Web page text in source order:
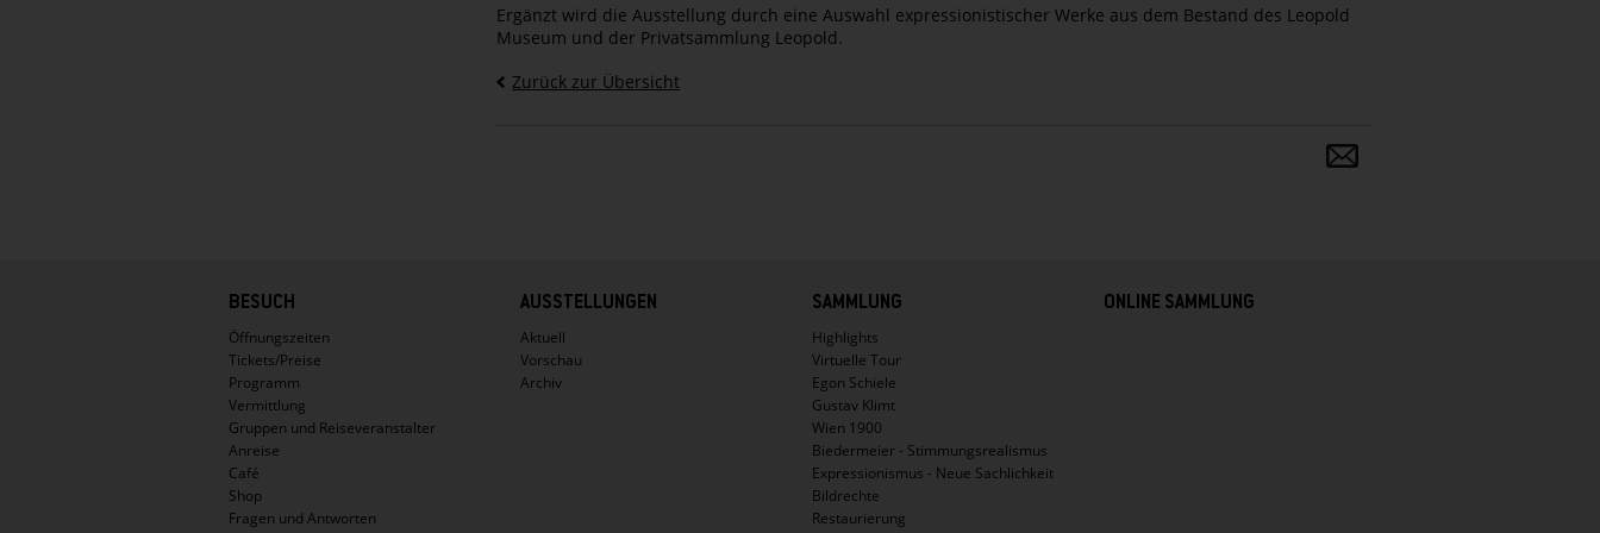
Ergänzt wird die Ausstellung durch eine Auswahl expressionistischer Werke aus dem Bestand des Leopold
Museum und der Privatsammlung Leopold.
Zurück zur Übersicht
BESUCH
Öffnungszeiten
Tickets/Preise
Programm
Vermittlung
Gruppen und Reiseveranstalter
Anreise
Café
Shop
Fragen und Antworten
AUSSTELLUNGEN
Aktuell
Vorschau
Archiv
SAMMLUNG
Highlights
Virtuelle Tour
Egon Schiele
Gustav Klimt
Wien 1900
Biedermeier - Stimmungsrealismus
Expressionismus - Neue Sachlichkeit
Bildrechte
Restaurierung
ONLINE SAMMLUNG